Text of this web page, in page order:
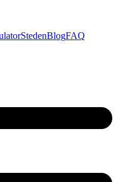
StedenBlogFAQ